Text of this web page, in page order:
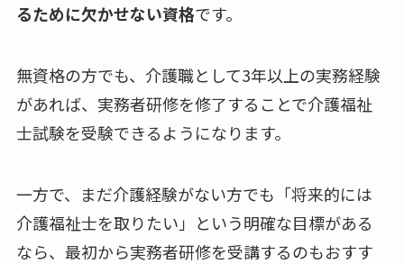
るために欠かせない資格です。
無資格の方でも、介護職として3年以上の実務経験
があれば、実務者研修を修了することで介護福祉
士試験を受験できるようになります。
一方で、まだ介護経験がない方でも「将来的には
介護福祉士を取りたい」という明確な目標がある
なら、最初から実務者研修を受講するのもおすす